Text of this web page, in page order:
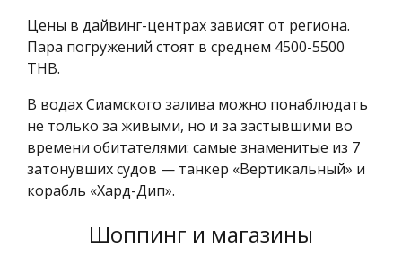
Цены в дайвинг-центрах зависят от региона.
Пара погружений стоят в среднем 4500-5500
THB.
В водах Сиамского залива можно понаблюдать
не только за живыми, но и за застывшими во
времени обитателями: самые знаменитые из 7
затонувших судов — танкер «Вертикальный» и
корабль «Хард-Дип».
Шоппинг и магазины